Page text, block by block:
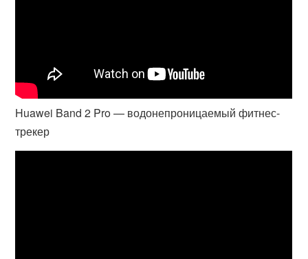
Huawei Band 2 Pro — водонепроницаемый фитнес-
трекер